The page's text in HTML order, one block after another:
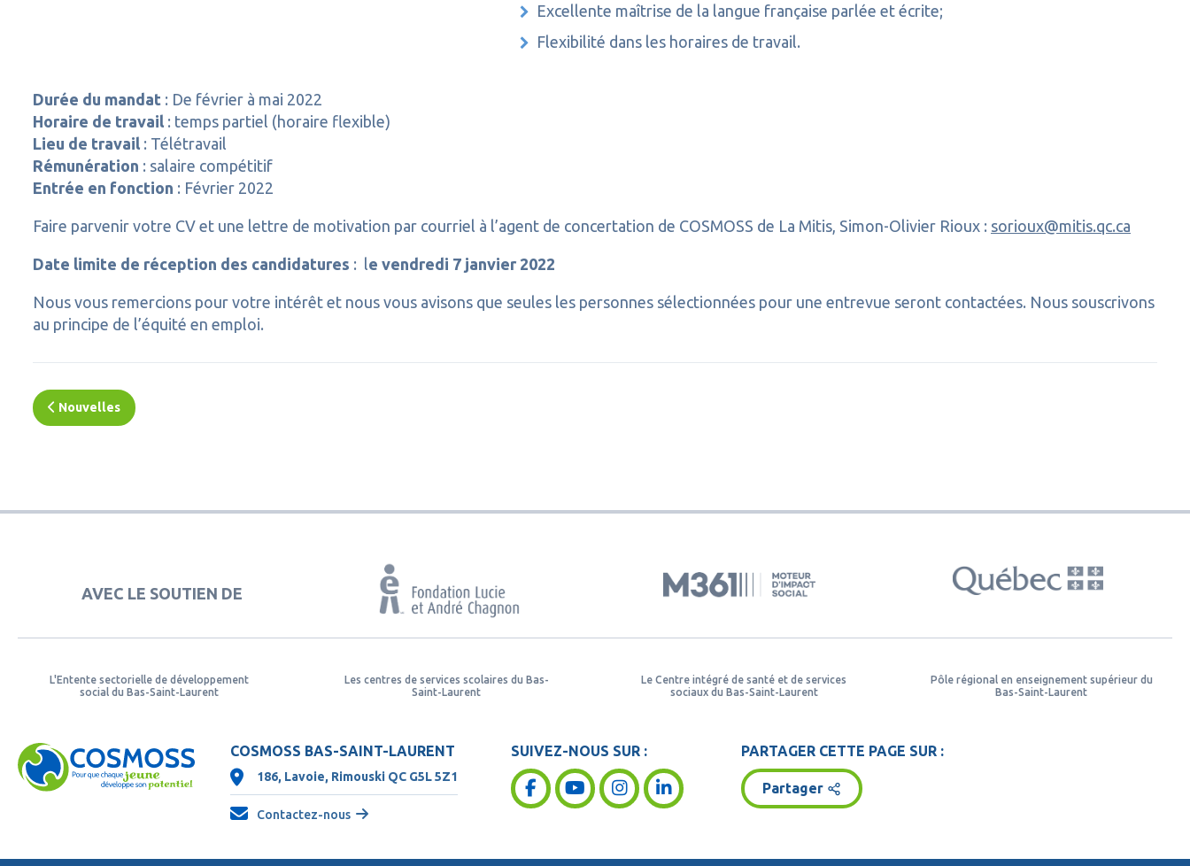
Excellente maîtrise de la langue française parlée et écrite;
Flexibilité dans les horaires de travail.
Durée du mandat : De février à mai 2022
Horaire de travail : temps partiel (horaire flexible)
Lieu de travail : Télétravail
Rémunération : salaire compétitif
Entrée en fonction : Février 2022
Faire parvenir votre CV et une lettre de motivation par courriel à l’agent de concertation de COSMOSS de La Mitis, Simon-Olivier Rioux : sorioux@mitis.qc.ca
Date limite de réception des candidatures : le vendredi 7 janvier 2022
Nous vous remercions pour votre intérêt et nous vous avisons que seules les personnes sélectionnées pour une entrevue seront contactées. Nous souscrivons
au principe de l’équité en emploi.
Nouvelles
AVEC LE SOUTIEN DE
L'Entente sectorielle de développement
social du Bas-Saint-Laurent
Les centres de services scolaires du Bas-
Saint-Laurent
Le Centre intégré de santé et de services
sociaux du Bas-Saint-Laurent
Pôle régional en enseignement supérieur du
Bas-Saint-Laurent
COSMOSS BAS-SAINT-LAURENT
186, Lavoie, Rimouski QC G5L 5Z1
Contactez-nous
SUIVEZ-NOUS SUR : PARTAGER CETTE PAGE SUR :
Partager